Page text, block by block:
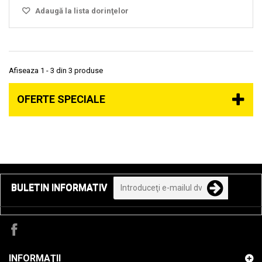
Adaugă la lista dorinţelor
Afiseaza 1 - 3 din 3 produse
OFERTE SPECIALE
BULETIN INFORMATIV
INFORMAŢII